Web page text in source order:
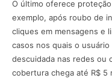
O último oferece
exemplo, após roubo de
cliques em mensagens e
casos nos quais o
descuidada nas redes ou
cobertura chega até R$ 5